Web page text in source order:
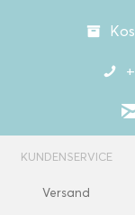
KUNDENSERVICE
Versand